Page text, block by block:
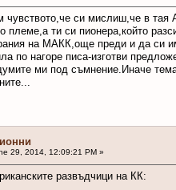
си мислиш,че в тая
племе,а ти си пионера,който
на МАКК,още преди и да си
по нагоре писа-изготви
ми под съмнение.Иначе
29, 2014, 12:09:21 PM »
развъдчици на КК: